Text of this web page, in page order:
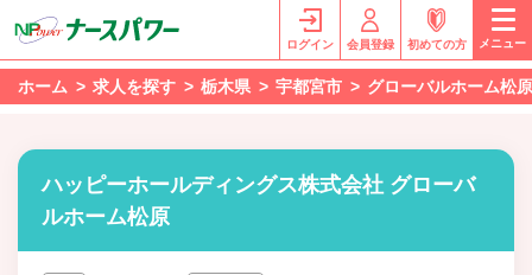
ログイン 会員登録 初めての方 メニュー
ホーム 求人を探す 栃木県 宇都宮市 グローバルホーム松原
ハッピーホールディングス株式会社 グローバ
ルホーム松原